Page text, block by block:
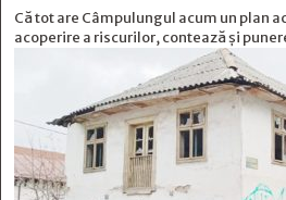
Că tot are Câmpulungul acum un plan
acoperire a riscurilor, contează și